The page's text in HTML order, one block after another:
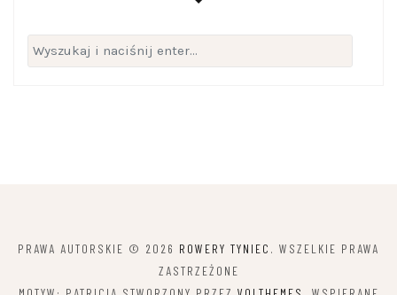
Szukaj:
PRAWA AUTORSKIE © 2026 ROWERY TYNIEC . WSZELKIE PRAWA
ZASTRZEŻONE